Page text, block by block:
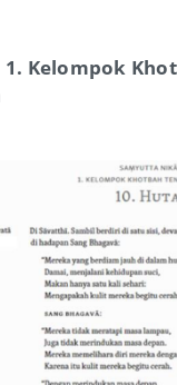
Kelompok